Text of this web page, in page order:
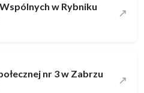
w Rybniku
↗
nr 3 w Zabrzu
↗